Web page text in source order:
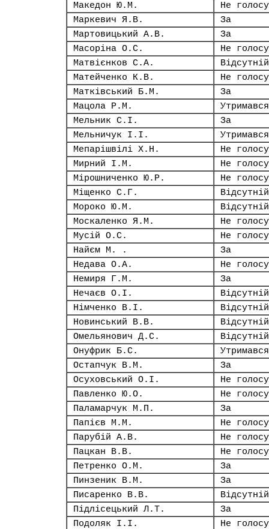
Македон Ю.М.
Не
Маркевич Я.В.
За
Мартовицький А.В.
За
Масоріна О.С.
Не
Матвієнков С.А.
Відсутній
Матейченко К.В.
Не
Матківський Б.М.
За
Мацола Р.М.
Утримався
Мельник С.І.
За
Мельничук І.І.
Утримався
Мепарішвілі Х.Н.
Не
Мирний І.М.
Не
Мірошниченко Ю.Р.
Не
Міщенко С.Г.
Відсутній
Мороко Ю.М.
Відсутній
Москаленко Я.М.
Не
Мусій О.С.
Не
Найєм М. .
За
Недава О.А.
Не
Немиря Г.М.
За
Нечаєв О.І.
Відсутній
Німченко В.І.
Відсутній
Новинський В.В.
Відсутній
Омельянович Д.С.
Відсутній
Онуфрик Б.С.
Утримався
Остапчук В.М.
За
Осуховський О.І.
Не
Павленко Ю.О.
Не
Паламарчук М.П.
За
Папієв М.М.
Не
Парубій А.В.
Не
Пацкан В.В.
Не
Петренко О.М.
За
Пинзеник В.М.
За
Писаренко В.В.
Відсутній
Підлісецький Л.Т.
За
Подоляк І.І.
Не